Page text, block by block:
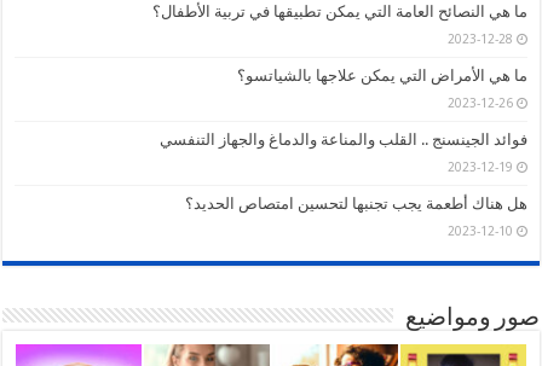
ما هي النصائح العامة التي يمكن تطبيقها في تربية الأطفال؟
2023-12-28
ما هي الأمراض التي يمكن علاجها بالشياتسو؟
2023-12-26
فوائد الجينسنج .. القلب والمناعة والدماغ والجهاز التنفسي
2023-12-19
هل هناك أطعمة يجب تجنبها لتحسين امتصاص الحديد؟
2023-12-10
صور ومواضيع